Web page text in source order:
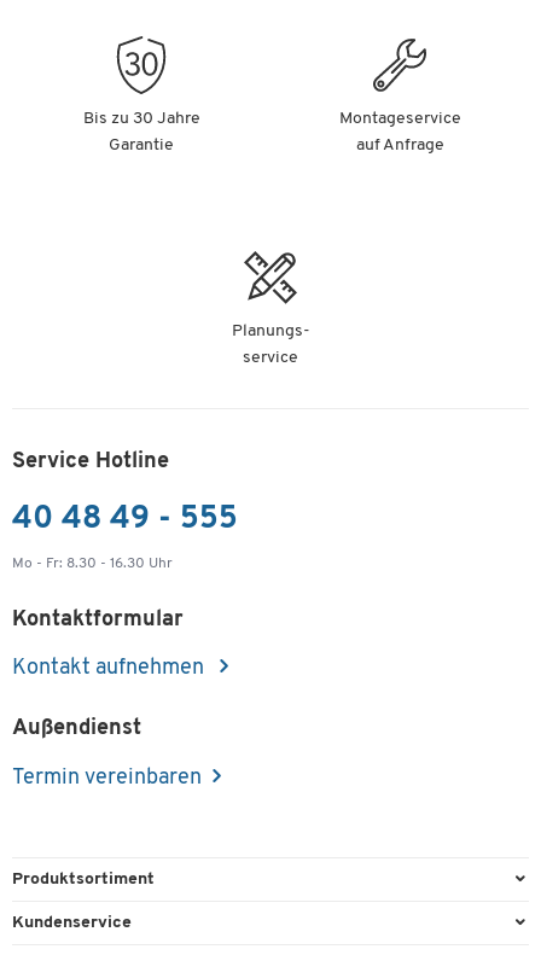
Bis zu 30 Jahre
Garantie
Montageservice
auf Anfrage
Planungs-
service
Service Hotline
40 48 49 - 555
Mo - Fr: 8.30 - 16.30 Uhr
Kontaktformular
Kontakt aufnehmen
Außendienst
Termin vereinbaren
Produktsortiment
Büroausstattung
Kundenservice